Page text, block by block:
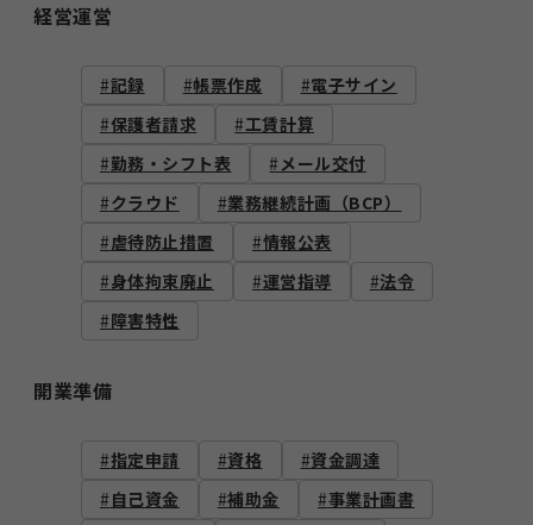
経営運営
記録 帳票作成
電子サイン
保護者請求
工賃計算
勤務・シフト表
メール交付
クラウド
業務継続計画（BCP）
虐待防止措置
情報公表
身体拘束廃止
運営指導
法令
障害特性
開業準備
指定申請 資格
資金調達
自己資金
補助金
事業計画書